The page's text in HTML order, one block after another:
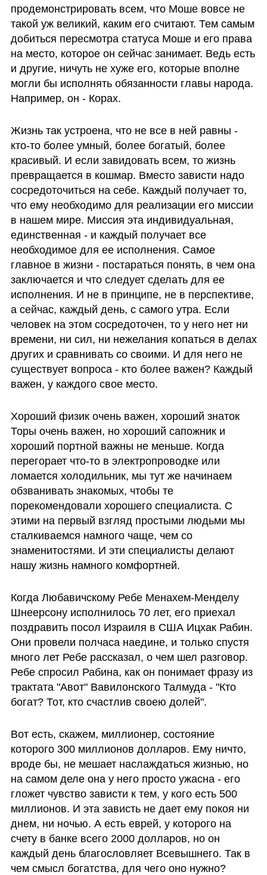
продемонстрировать всем, что Моше вовсе не
такой уж великий, каким его считают. Тем самым
добиться пересмотра статуса Моше и его права
на место, которое он сейчас занимает. Ведь есть
и другие, ничуть не хуже его, которые вполне
могли бы исполнять обязанности главы народа.
Например, он - Корах.
Жизнь так устроена, что не все в ней равны -
кто-то более умный, более богатый, более
красивый. И если завидовать всем, то жизнь
превращается в кошмар. Вместо зависти надо
сосредоточиться на себе. Каждый получает то,
что ему необходимо для реализации его миссии
в нашем мире. Миссия эта индивидуальная,
единственная - и каждый получает все
необходимое для ее исполнения. Самое
главное в жизни - постараться понять, в чем она
заключается и что следует сделать для ее
исполнения. И не в принципе, не в перспективе,
а сейчас, каждый день, с самого утра. Если
человек на этом сосредоточен, то у него нет ни
времени, ни сил, ни нежелания копаться в делах
других и сравнивать со своими. И для него не
существует вопроса - кто более важен? Каждый
важен, у каждого свое место.
Хороший физик очень важен, хороший знаток
Торы очень важен, но хороший сапожник и
хороший портной важны не меньше. Когда
перегорает что-то в электропроводке или
ломается холодильник, мы тут же начинаем
обзванивать знакомых, чтобы те
порекомендовали хорошего специалиста. С
этими на первый взгляд простыми людьми мы
сталкиваемся намного чаще, чем со
знаменитостями. И эти специалисты делают
нашу жизнь намного комфортней.
Когда Любавичскому Ребе Менахем-Менделу
Шнеерсону исполнилось 70 лет, его приехал
поздравить посол Израиля в США Ицхак Рабин.
Они провели полчаса наедине, и только спустя
много лет Ребе рассказал, о чем шел разговор.
Ребе спросил Рабина, как он понимает фразу из
трактата "Авот" Вавилонского Талмуда - "Кто
богат? Тот, кто счастлив своею долей".
Вот есть, скажем, миллионер, состояние
которого 300 миллионов долларов. Ему ничто,
вроде бы, не мешает наслаждаться жизнью, но
на самом деле она у него просто ужасна - его
гложет чувство зависти к тем, у кого есть 500
миллионов. И эта зависть не дает ему покоя ни
днем, ни ночью. А есть еврей, у которого на
счету в банке всего 2000 долларов, но он
каждый день благословляет Всевышнего. Так в
чем смысл богатства, для чего оно нужно?